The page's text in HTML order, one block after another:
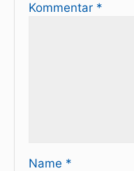
Kommentar *
Name *